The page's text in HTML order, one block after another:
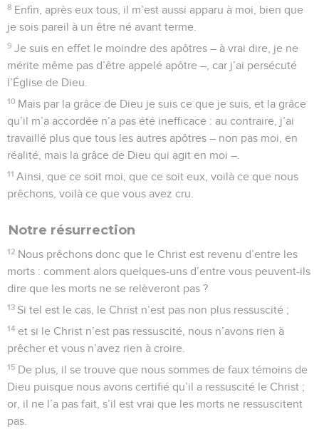
8 Enfin, après eux tous, il m’est aussi apparu à moi, bien que
je sois pareil à un être né avant terme.
9 Je suis en effet le moindre des apôtres – à vrai dire, je ne
mérite même pas d’être appelé apôtre –, car j’ai persécuté
l’Église de Dieu.
10 Mais par la grâce de Dieu je suis ce que je suis, et la grâce
qu’il m’a accordée n’a pas été inefficace : au contraire, j’ai
travaillé plus que tous les autres apôtres – non pas moi, en
réalité, mais la grâce de Dieu qui agit en moi –.
11 Ainsi, que ce soit moi, que ce soit eux, voilà ce que nous
prêchons, voilà ce que vous avez cru.
Notre résurrection
12 Nous prêchons donc que le Christ est revenu d’entre les
morts : comment alors quelques-uns d’entre vous peuvent-ils
dire que les morts ne se relèveront pas ?
13 Si tel est le cas, le Christ n’est pas non plus ressuscité ;
14 et si le Christ n’est pas ressuscité, nous n’avons rien à
prêcher et vous n’avez rien à croire.
15 De plus, il se trouve que nous sommes de faux témoins de
Dieu puisque nous avons certifié qu’il a ressuscité le Christ ;
or, il ne l’a pas fait, s’il est vrai que les morts ne ressuscitent
pas.